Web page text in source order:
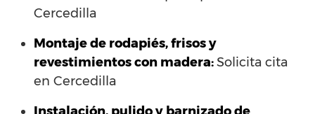
Cercedilla
Montaje de rodapiés, frisos y
revestimientos con madera:Solicita cita
en Cercedilla